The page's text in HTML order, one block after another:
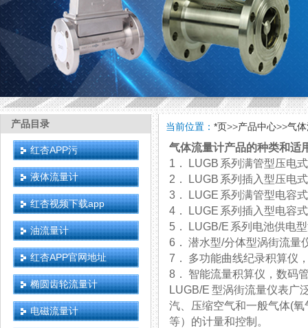
产品目录
红杏APP污
液体流量计
红杏视频下载app
油流量计
红杏APP官网地址
椭圆齿轮流量计
电磁流量计
当前位置： *页>>产品中心>>气
气体流量计产品的种类和适
1． LUGB 系列满管型压电
2． LUGB 系列插入型压电
3． LUGE 系列满管型电容
4． LUGE 系列插入型电容
5． LUGB/E 系列电池供电
6． 潜水型/分体型涡街流量
7． 多功能曲线纪录积算仪
8． 智能流量积算仪，数码
LUGB/E 型涡街流量仪表广泛适用
汽、压缩空气和一般气体(氧气
等）的计量和控制。